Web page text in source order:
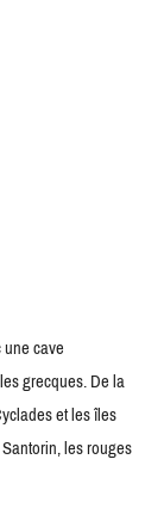
cave
grecques. De la
et les îles
les rouges